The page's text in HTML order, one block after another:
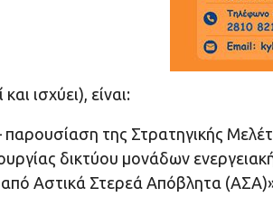
ισχύει), είναι:
παρουσίαση της Στρατηγικής
δικτύου μονάδων
Αστικά Στερεά Απόβλητα